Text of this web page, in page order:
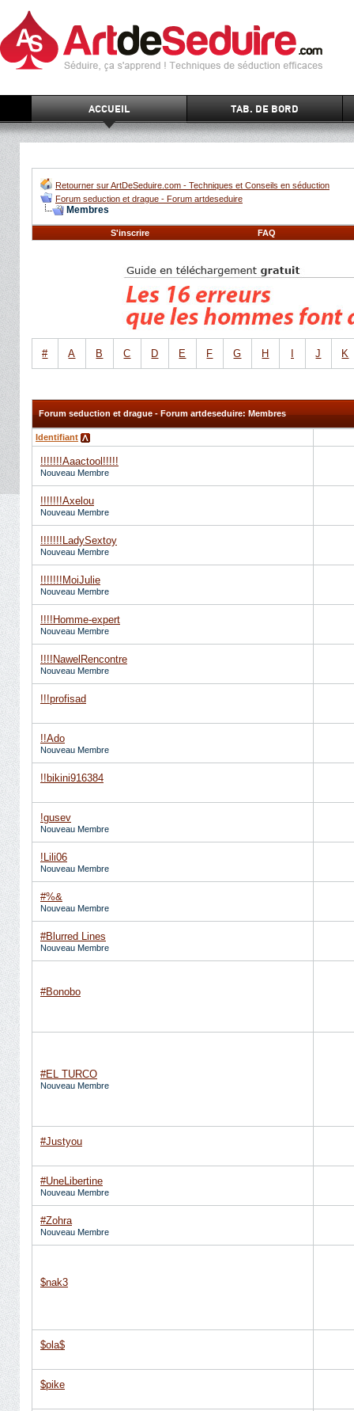
ACCUEIL TAB. DE BORD
Retourner sur ArtDeSeduire.com - Techniques et Conseils en séduction
Forum seduction et drague - Forum artdeseduire
Membres
S'inscrire FAQ
# A B C D E F G H J K
Forum seduction et drague - Forum artdeseduire: Membres
Identifiant
!!!!!!!Aaactool!!!!!
Nouveau Membre
!!!!!!!Axelou
Nouveau Membre
!!!!!!!LadySextoy
Nouveau Membre
!!!!!!!MoiJulie
Nouveau Membre
!!!!Homme-expert
Nouveau Membre
!!!!NawelRencontre
Nouveau Membre
!!!profisad
!!Ado
Nouveau Membre
!!bikini916384
!gusev
Nouveau Membre
!Lili06
Nouveau Membre
#%&
Nouveau Membre
#Blurred Lines
Nouveau Membre
#Bonobo
#EL TURCO
Nouveau Membre
#Justyou
#UneLibertine
Nouveau Membre
#Zohra
Nouveau Membre
$nak3
$ola$
$pike